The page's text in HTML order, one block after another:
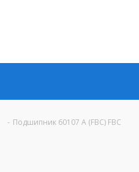
- Подшипник 60107 A (FBC) FBC